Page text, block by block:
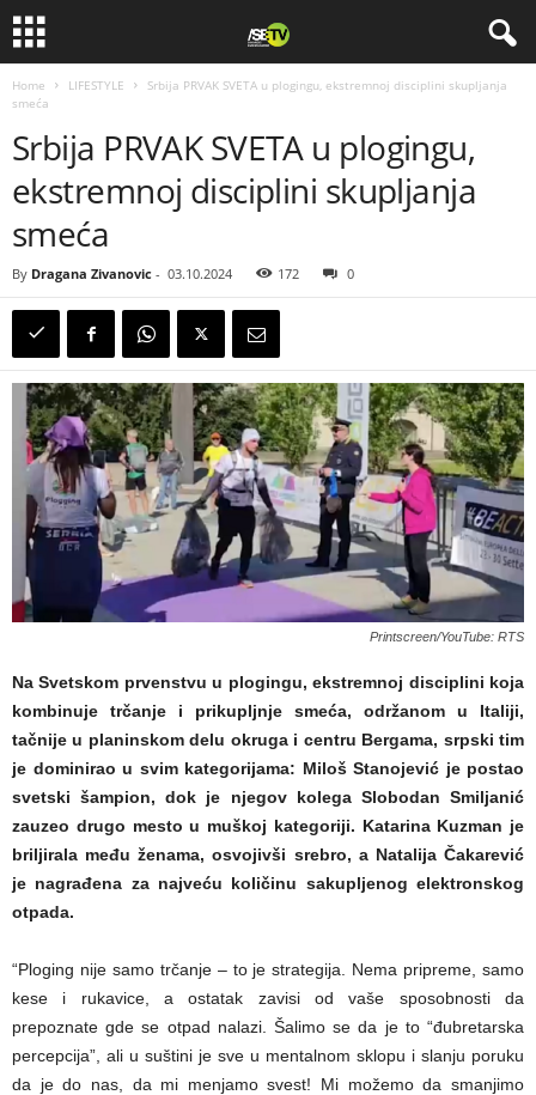
Home LIFESTYLE
Srbija PRVAK SVETA u plogingu, ekstremnoj disciplini skupljanja
smeća
Srbija PRVAK SVETA u plogingu,
ekstremnoj disciplini skupljanja
smeća
By Dragana Zivanovic - 03.10.2024 172 0
Printscreen/YouTube: RTS
Na Svetskom prvenstvu u plogingu, ekstremnoj disciplini koja
kombinuje trčanje i prikupljnje smeća, održanom u Italiji,
tačnije u planinskom delu okruga i centru Bergama, srpski tim
je dominirao u svim kategorijama: Miloš Stanojević je postao
svetski šampion, dok je njegov kolega Slobodan Smiljanić
zauzeo drugo mesto u muškoj kategoriji. Katarina Kuzman je
briljirala među ženama, osvojivši srebro, a Natalija Čakarević
je nagrađena za najveću količinu sakupljenog elektronskog
otpada.
“Ploging nije samo trčanje – to je strategija. Nema pripreme, samo
kese i rukavice, a ostatak zavisi od vaše sposobnosti da
prepoznate gde se otpad nalazi. Šalimo se da je to “đubretarska
percepcija”, ali u suštini je sve u mentalnom sklopu i slanju poruku
da je do nas, da mi menjamo svest! Mi možemo da smanjimo